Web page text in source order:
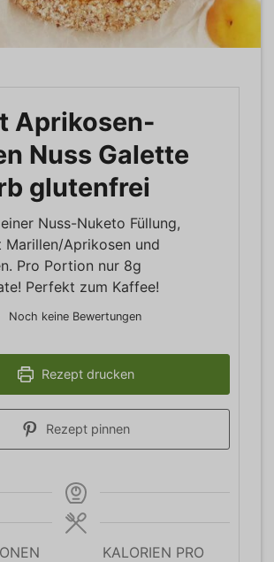
Aprikosen-
Nuss Galette
glutenfrei
Nuss-Nuketo Füllung,
Aprikosen und
Pro Portion nur 8g
Perfekt zum Kaffee!
Noch keine Bewertungen
Rezept drucken
Rezept pinnen
KALORIEN PRO